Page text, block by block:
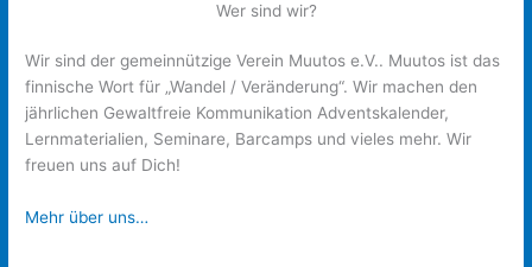
Wer sind wir?
Wir sind der gemeinnützige Verein Muutos e.V.. Muutos ist das
finnische Wort für „Wandel / Veränderung“. Wir machen den
jährlichen Gewaltfreie Kommunikation Adventskalender,
Lernmaterialien, Seminare, Barcamps und vieles mehr. Wir
freuen uns auf Dich!
Mehr über uns…